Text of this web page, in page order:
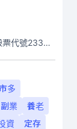
台積電（tSMC；股票代號2330）是全球領先的半導體代工公司，成立於1987年，總部位於台灣新竹。且已於美國、日本、德國及中國設廠，台積電是全球首家專業積體電路製造服務公司，也是全球最先進和最大規模的半導體代工廠。
多
副業
養老
資
定存